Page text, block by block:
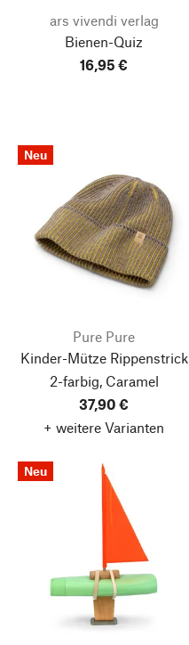
ars vivendi verlag
Bienen-Quiz
16,95 €
Neu
Pure Pure
Kinder-Mütze Rippenstrick
2-farbig, Caramel
37,90 €
+ weitere Varianten
Neu